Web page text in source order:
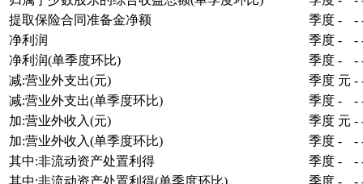
提取保险合同准备金净额
季度 - -
净利润
季度 - -
净利润(单季度环比)
季度 - -
减:营业外支出(元)
季度 元 -
减:营业外支出(单季度环比)
季度 - -
加:营业外收入(元)
季度 元 -
加:营业外收入(单季度环比)
季度 - -
其中:非流动资产处置利得
季度 - -
其中:非流动资产处置利得(单季度环比)
季度 - -